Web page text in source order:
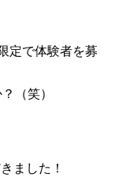
定で体験者を募
（笑）
ました！